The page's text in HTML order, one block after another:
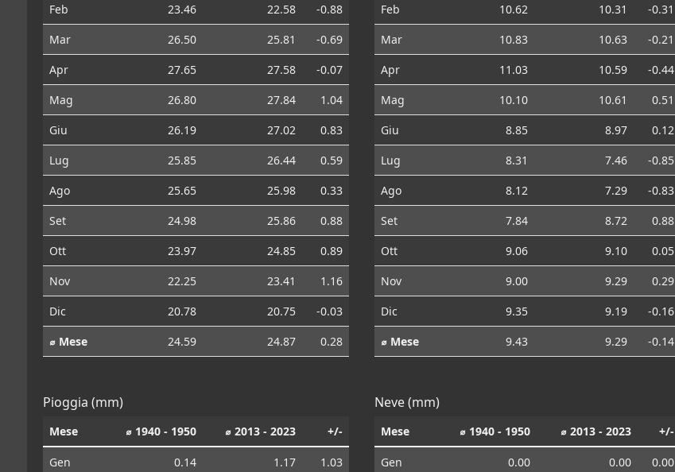
Feb
23.46 22.58
-0.88
Mar
26.50 25.81
-0.69
Apr
27.65 27.58
-0.07
Mag
26.80 27.84
1.04
Giu
26.19 27.02
0.83
Lug
25.85 26.44
0.59
Ago
25.65 25.98
0.33
Set
24.98 25.86
0.88
Ott
23.97 24.85
0.89
Nov
22.25 23.41
1.16
Dic
20.78 20.75
-0.03
⌀ Mese
24.59 24.87 0.28
Feb
10.62 10.31
-0.31
Mar
10.83 10.63
-0.21
Apr
11.03 10.59
-0.44
Mag
10.10 10.61
0.51
Giu
8.85 8.97
0.12
Lug
8.31 7.46
-0.85
Ago
8.12 7.29
-0.83
Set
7.84 8.72
0.88
Ott
9.06 9.10
0.05
Nov
9.00 9.29
0.29
Dic
9.35 9.19
-0.16
⌀ Mese
9.43 9.29 -0.14
Pioggia (mm)
Mese ⌀ 1940 - 1950 ⌀ 2013 - 2023 +/-
Gen 0.14 1.17
1.03
Neve (mm)
Mese ⌀ 1940 - 1950 ⌀ 2013 - 2023 +/-
Gen 0.00 0.00
0.00